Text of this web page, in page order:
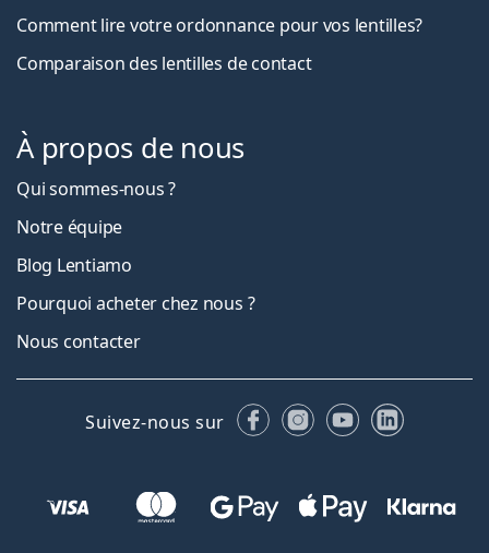
Comment lire votre ordonnance pour vos lentilles?
Comparaison des lentilles de contact
À propos de nous
Qui sommes-nous ?
Notre équipe
Blog Lentiamo
Pourquoi acheter chez nous ?
Nous contacter
Suivez-nous sur FacebookInstagram
YouTubeLinkedIn